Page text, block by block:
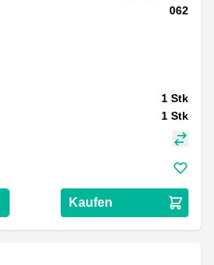
062
1 Stk
1 Stk
Kaufen